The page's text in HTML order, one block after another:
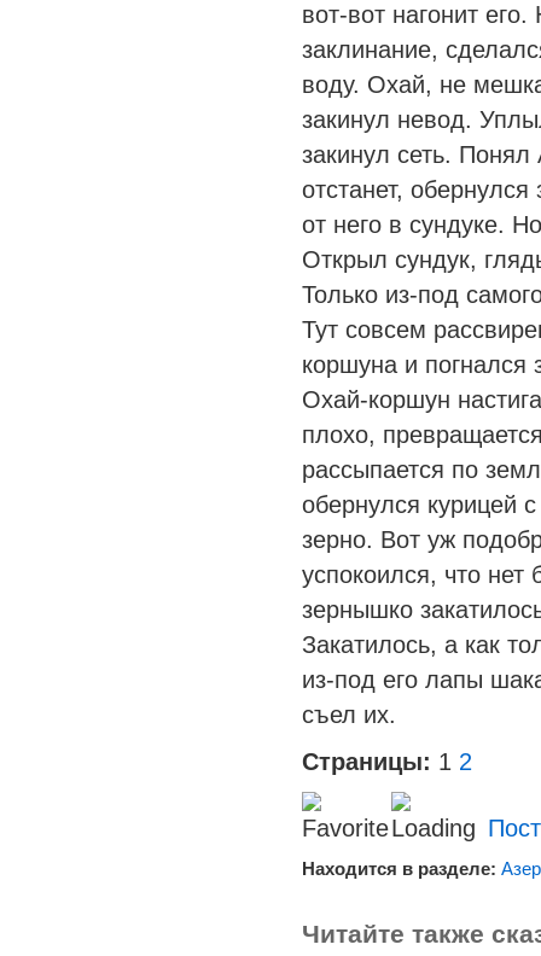
вот-вот нагонит
заклинание,
воду. Охай, не
закинул невод.
закинул сеть.
отстанет,
от него в сундуке.
Открыл сундук,
Только из-под
Тут совсем
коршуна и погнался
Охай-коршун
плохо,
рассыпается по
обернулся курицей
зерно. Вот уж
успокоился, что
зернышко
Закатилось, а как
из-под его лапы
съел их.
Страницы: 1 2
Находится в разделе:
Читайте также